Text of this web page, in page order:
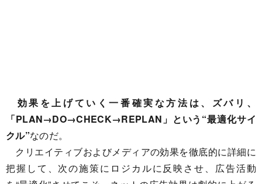
効果を上げていく一番確実な方法は、ズバリ、
「PLAN→DO→CHECK→REPLAN」という“最適化サイ
クル”なのだ。
クリエイティブおよびメディアの効果を徹底的に詳細に
把握して、次の施策にロジカルに反映させ、広告活動